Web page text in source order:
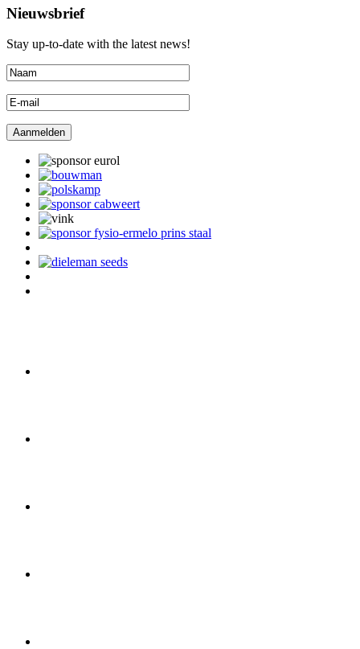
Nieuwsbrief
Stay up-to-date with the latest news!